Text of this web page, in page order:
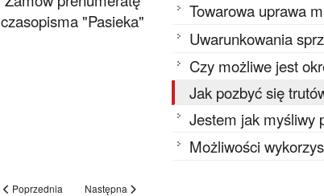
czasopisma "Pasieka"
Towarowa uprawa
Uwarunkowania
Czy możliwe jest
Jak pozbyć się
Jestem jak myśliwy
Możliwości
Poprzednia Następna